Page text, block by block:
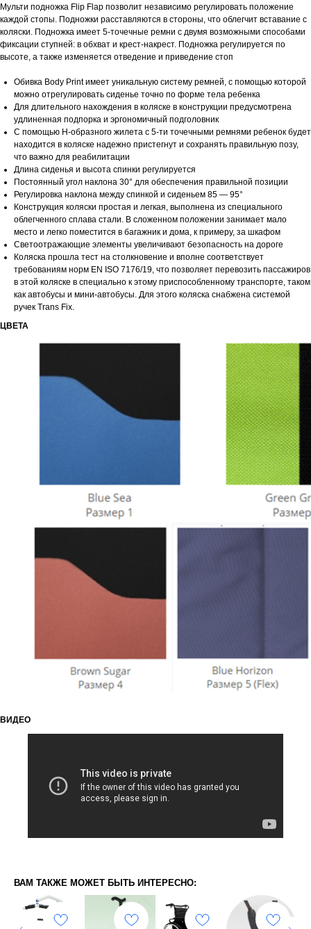
Мульти подножка Flip Flap позволит независимо регулировать положение
каждой стопы. Подножки расставляются в стороны, что облегчит вставание с
коляски. Подножка имеет 5-точечные ремни с двумя возможными способами
фиксации ступней: в обхват и крест-накрест. Подножка регулируется по
высоте, а также изменяется отведение и приведение стоп
Обивка Body Print имеет уникальную систему ремней, с помощью которой
можно отрегулировать сиденье точно по форме тела ребенка
Для длительного нахождения в коляске в конструкции предусмотрена
удлиненная подпорка и эргономичный подголовник
С помощью Н-образного жилета с 5-ти точечными ремнями ребенок будет
находится в коляске надежно пристегнут и сохранять правильную позу,
что важно для реабилитации
Длина сиденья и высота спинки регулируется
Постоянный угол наклона 30° для обеспечения правильной позиции
Регулировка наклона между спинкой и сиденьем 85 — 95°
Конструкция коляски простая и легкая, выполнена из специального
облегченного сплава стали. В сложенном положении занимает мало
место и легко поместится в багажник и дома, к примеру, за шкафом
Светоотражающие элементы увеличивают безопасность на дороге
Коляска прошла тест на столкновение и вполне соответствует
требованиям норм EN ISO 7176/19, что позволяет перевозить пассажиров
в этой коляске в специально к этому приспособленному транспорте, таком
как автобусы и мини-автобусы. Для этого коляска снабжена системой
ручек Trans Fix.
ЦВЕТА
ВИДЕО
ВАМ ТАКЖЕ МОЖЕТ БЫТЬ ИНТЕРЕСНО: